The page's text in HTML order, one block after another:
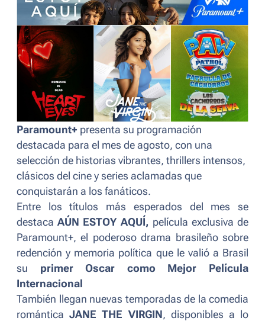
Paramount+ presenta su programación
destacada para el mes de agosto, con una
selección de historias vibrantes, thrillers intensos,
clásicos del cine y series aclamadas que
conquistarán a los fanáticos.
Entre los títulos más esperados del mes se
destacaAÚN ESTOY AQUÍ, película exclusiva de
Paramount+, el poderoso drama brasileño sobre
redención y memoria política que le valió a Brasil
su primer Oscar como Mejor Película
Internacional
También llegan nuevas temporadas de la comedia
romántica JANE THE VIRGIN, disponibles a lo